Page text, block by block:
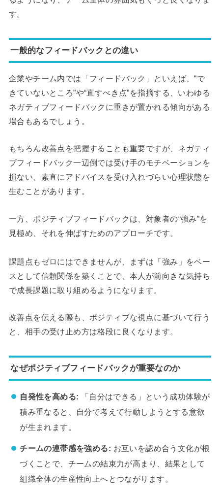
す。
一般的なフィードバックとの違い
企業やチーム内では「フィードバック」といえば、“で
きていないところ”や“直すべき点”を指摘する、いわゆる
ネガティブフィードバックに重きが置かれる傾向がある
場合もあるでしょう。
もちろん改善点を把握することも重要ですが、ネガティ
ブフィードバック一辺倒では受け手のモチベーションを
損ない、素直にアドバイスを受け入れづらい心理状態を
生むことがあります。
一方、ポジティブフィードバックは、対象者の“強み”を
見極め、それを伸ばすためのアプローチです。
課題点もゼロにはできませんが、まずは「強み」をベー
スとして信頼関係を築くことで、本人が前向きな気持ち
で成長課題に取り組めるようになります。
改善点を伝える際も、ポジティブな視点に基づいて行う
と、相手の受け止め方は格段に良くなります。
なぜポジティブフィードバックが重要なのか
自発性を高める: 「自分はできる」という成功体験が
積み重なると、自分で考えて行動しようとする意欲
が生まれます。
チームの連帯感を強める: お互いを認め合う文化が根
づくことで、チームの結束力が高まり、結果として
組織全体の生産性向上へとつながります。